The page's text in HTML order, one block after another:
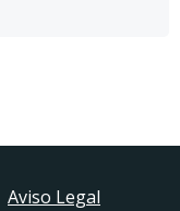
Aviso Legal